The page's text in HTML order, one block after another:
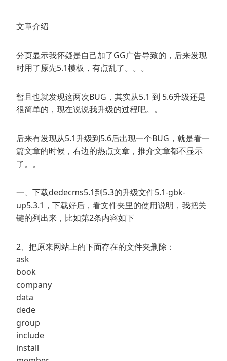
文章介绍
分页显示我怀疑是自己加了GG广告导致的，后来发现
时用了原先5.1模板，有点乱了。。。
暂且也就发现这两次BUG，其实从5.1 到 5.6升级还是
很简单的，现在说说我升级的过程吧。。
后来有发现从5.1升级到5.6后出现一个BUG，就是看一
篇文章的时候，右边的热点文章，推介文章都不显示
了。。
一、下载dedecms5.1到5.3的升级文件5.1-gbk-
up5.3.1，下载好后，看文件夹里的使用说明，我把关
键的列出来，比如第2条内容如下
2、把原来网站上的下面存在的文件夹删除：
ask
book
company
data
dede
group
include
install